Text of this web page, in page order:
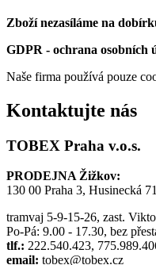
Zboží nezasíláme na
GDPR - ochrana osobních
Naše firma používá pouze
Kontaktujte nás
TOBEX Praha v.o.s.
PRODEJNA Žižkov:
130 00 Praha 3, Husinecká
tramvaj 5-9-15-26, zast.
Po-Pá: 9.00 - 17.30, bez
tlf.: 222.540.423,
email: tobex@tobex.cz